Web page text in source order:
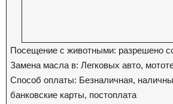
Посещение с животными: разрешено
Замена масла в: Легковых авто,
Способ оплаты: Безналичная,
банковские карты, постоплата